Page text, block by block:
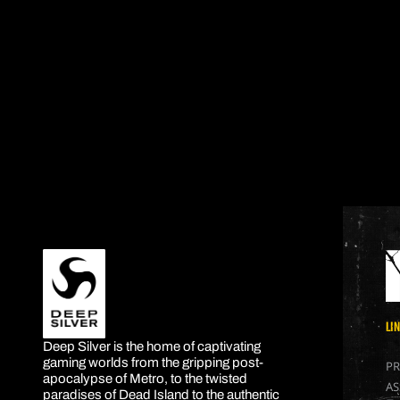
DEEP SILVER
Deep Silver is the home of captivating
gaming worlds from the gripping post-
apocalypse of Metro, to the twisted
paradises of Dead Island to the authentic